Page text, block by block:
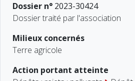
Dossier n°2023-30424
Dossier traité par l'association
Milieux concernés
Terre agricole
Action portant atteinte